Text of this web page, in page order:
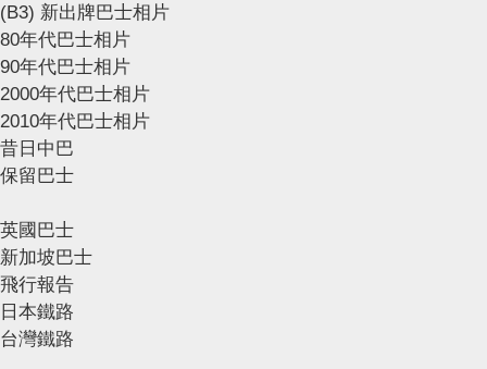
(B3) 新出牌巴士相片
80年代巴士相片
90年代巴士相片
2000年代巴士相片
2010年代巴士相片
昔日中巴
保留巴士
英國巴士
新加坡巴士
飛行報告
日本鐵路
台灣鐵路